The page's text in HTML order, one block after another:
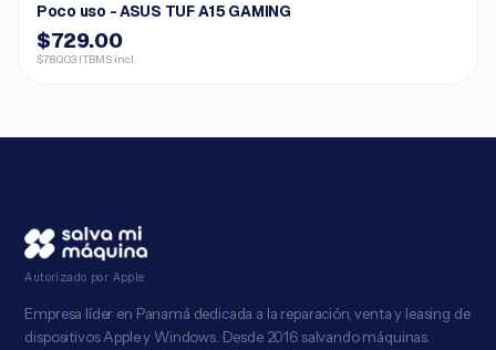
Poco uso - ASUS TUF A15 GAMING
$729.00
$780.03 ITBMS incl.
Autorizado por Apple
Empresa líder en Panamá dedicada a la reparación, venta y leasing de
dispositivos Apple y Windows. Desde 2016 salvando máquinas.